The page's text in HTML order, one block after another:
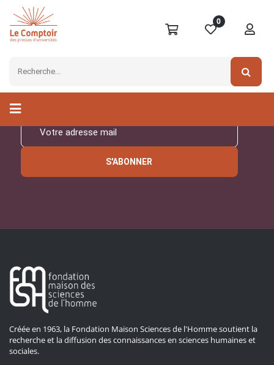
0
Inscrivez-vous à notre
S'ABONNER
Créée en 1963, la Fondation Maison Sciences de l'Homme soutient la
recherche et la diffusion des connaissances en sciences humaines et
sociales.